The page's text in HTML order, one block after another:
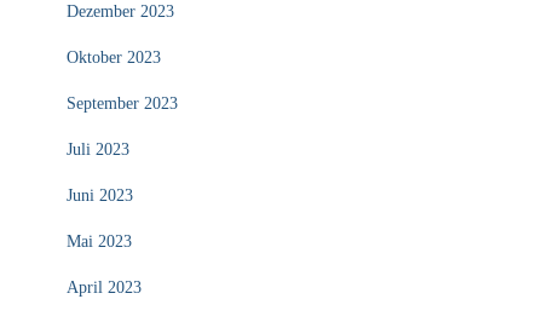
Dezember 2023
Oktober 2023
September 2023
Juli 2023
Juni 2023
Mai 2023
April 2023